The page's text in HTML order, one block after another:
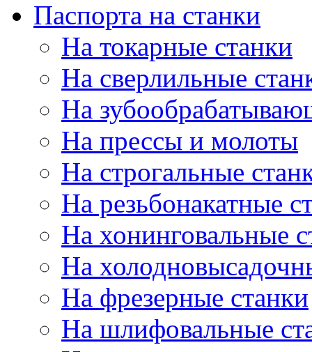
Паспорта на станки
На токарные станки
На сверлильные
На
На прессы и молоты
На строгальные
На резьбонакатные
На хонинговальные
На
На фрезерные станки
На шлифовальные